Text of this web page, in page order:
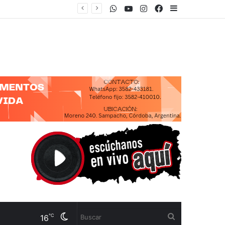
Facebook
Instagram
Youtube
WhatsApp
Cambiar
16℃